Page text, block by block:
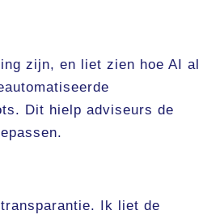
zijn, en liet zien hoe AI al
Dit hielp adviseurs de
Ik liet de